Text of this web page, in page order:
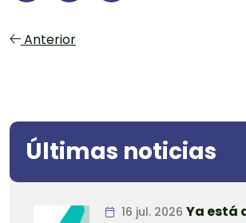
Anterior
Últimas noticias
16 jul. 2026 Ya está